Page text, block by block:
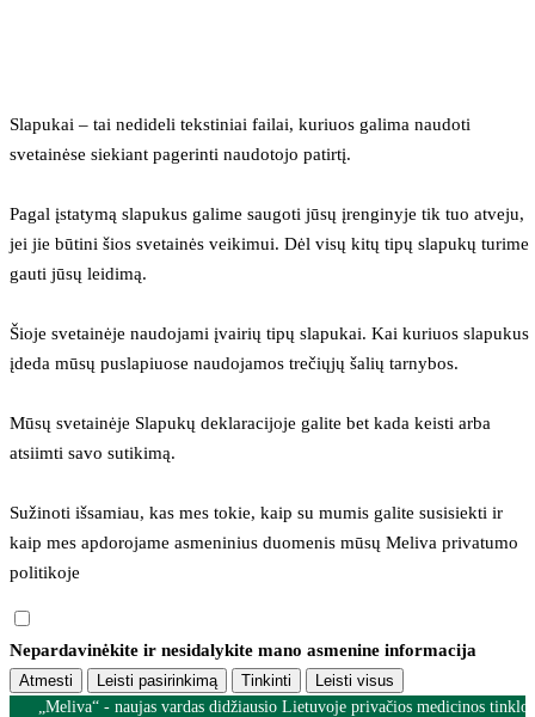
Slapukai – tai nedideli tekstiniai failai, kuriuos galima naudoti
svetainėse siekiant pagerinti naudotojo patirtį.
Pagal įstatymą slapukus galime saugoti jūsų įrenginyje tik tuo atveju,
jei jie būtini šios svetainės veikimui. Dėl visų kitų tipų slapukų turime
gauti jūsų leidimą.
Šioje svetainėje naudojami įvairių tipų slapukai. Kai kuriuos slapukus
įdeda mūsų puslapiuose naudojamos trečiųjų šalių tarnybos.
Mūsų svetainėje Slapukų deklaracijoje galite bet kada keisti arba
atsiimti savo sutikimą.
Sužinoti išsamiau, kas mes tokie, kaip su mumis galite susisiekti ir
kaip mes apdorojame asmeninius duomenis mūsų Meliva privatumo
politikoje
Nepardavinėkite ir nesidalykite mano asmenine informacija
Atmesti Leisti pasirinkimą Tinkinti
Leisti visus
„Meliva“ - naujas vardas didžiausio Lietuvoje privačios medicinos tinklo,